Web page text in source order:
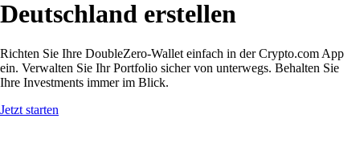
Deutschland erstellen
Richten Sie Ihre DoubleZero-Wallet einfach in der Crypto.com App
ein. Verwalten Sie Ihr Portfolio sicher von unterwegs. Behalten Sie
Ihre Investments immer im Blick.
Jetzt starten